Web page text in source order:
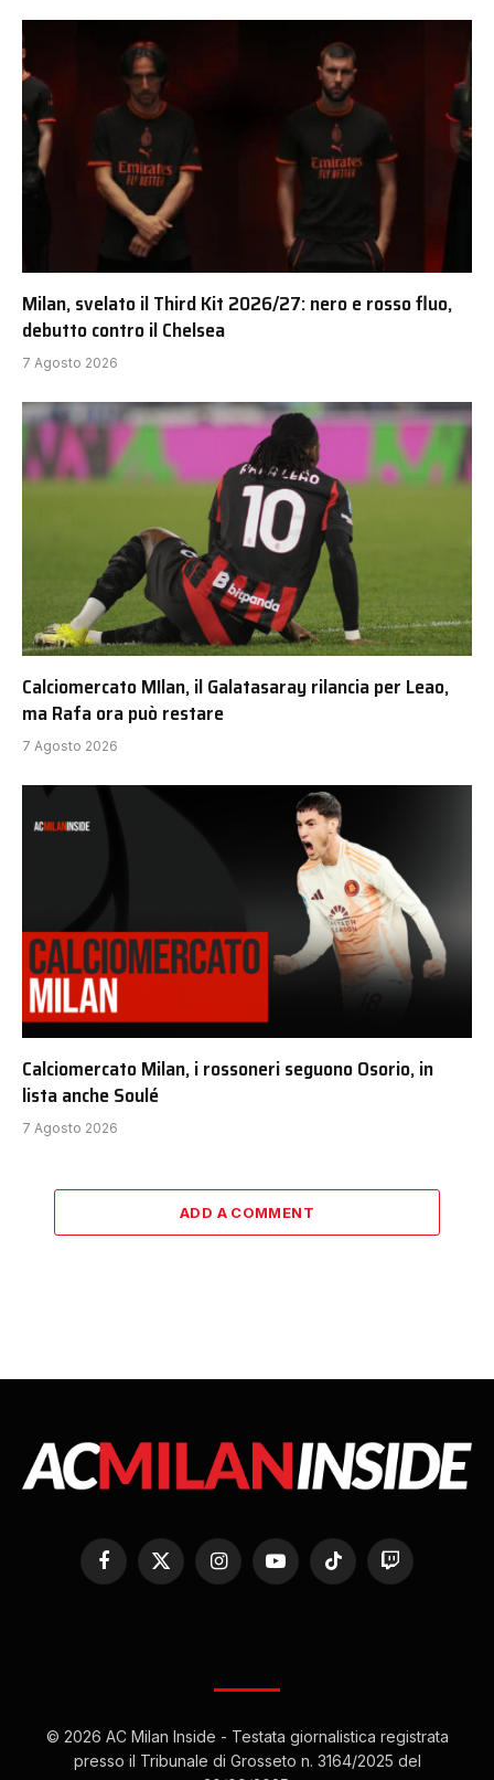
Milan, svelato il Third Kit 2026/27: nero e rosso fluo,
debutto contro il Chelsea
7 Agosto 2026
Calciomercato MIlan, il Galatasaray rilancia per Leao,
ma Rafa ora può restare
7 Agosto 2026
Calciomercato Milan, i rossoneri seguono Osorio, in
lista anche Soulé
7 Agosto 2026
ADD A COMMENT
Facebook
X
(Twitter)
InstagramYouTubeTikTok Twitch
© 2026 AC Milan Inside - Testata giornalistica registrata
presso il Tribunale di Grosseto n. 3164/2025 del